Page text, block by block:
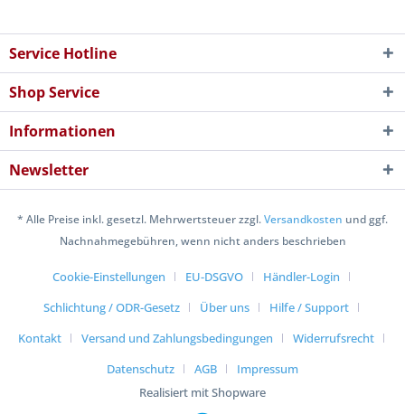
Service Hotline
Shop Service
Informationen
Newsletter
* Alle Preise inkl. gesetzl. Mehrwertsteuer zzgl.Versandkosten und ggf.
Nachnahmegebühren, wenn nicht anders beschrieben
Cookie-Einstellungen EU-DSGVO
Händler-Login
Schlichtung / ODR-Gesetz
Über uns
Hilfe / Support
Kontakt
Versand und Zahlungsbedingungen
Widerrufsrecht
Datenschutz
AGB
Impressum
Realisiert mit Shopware